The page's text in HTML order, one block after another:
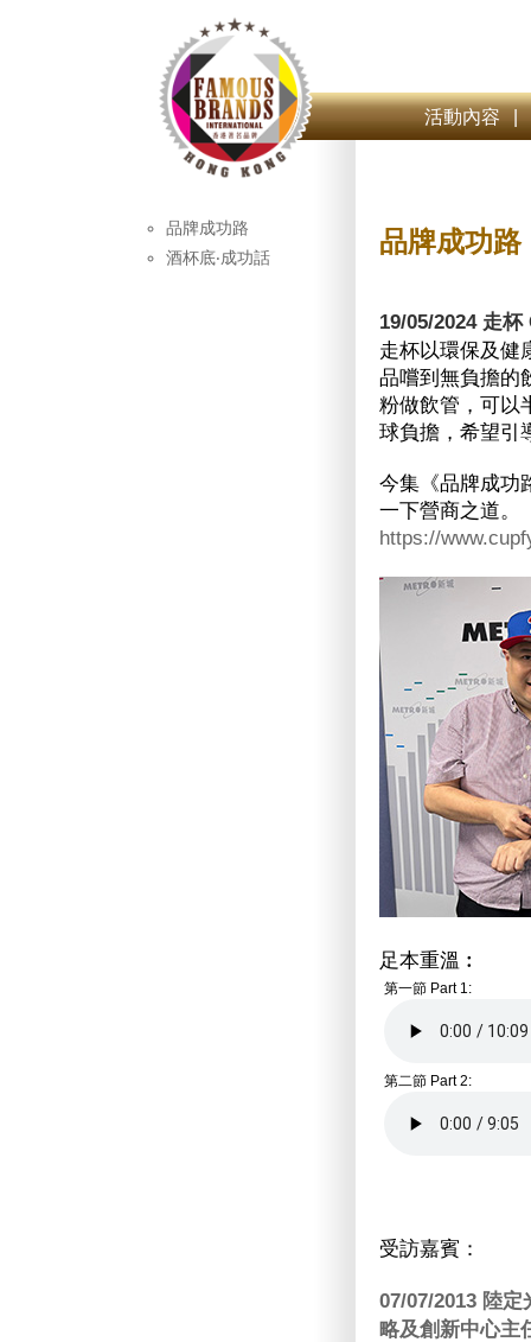
活動內容 |
品牌成功路
酒杯底‧成功話
品牌成功路
19/05/2024 走
走杯以環保及健
品嚐到無負擔的
粉做飲管，可以
球負擔，希望引
今集《品牌成功
一下營商之道。
https://
足本重溫︰
第一節 Part 1:
第二節 Part 2:
受訪嘉賓：
07/07/2013 陸
略及創新中心主